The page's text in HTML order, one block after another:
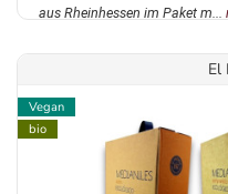
aus Rheinhessen im Paket m...
El
Vegan
bio